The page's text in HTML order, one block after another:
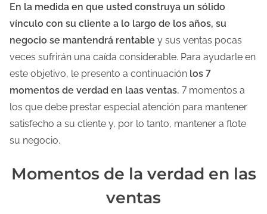
t
u
r
a
d
e
l
a
e
En la medida en que usted construya un sólido
vínculo con su cliente a lo largo de los años, su
negocio se mantendrá rentable y sus ventas pocas
veces sufrirán una caída considerable. Para ayudarle en
este objetivo, le presento a continuación los 7
momentos de verdad en laas ventas, 7 momentos a
los que debe prestar especial atención para mantener
satisfecho a su cliente y, por lo tanto, mantener a flote
su negocio.
Momentos de la verdad en las
ventas